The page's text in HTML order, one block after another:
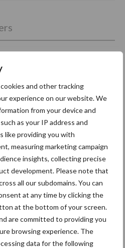
and other tracking
experience on our website. We
from your device and
as your IP address and
like providing you with
measuring marketing campaign
insights, collecting precise
development. Please note that
all our subdomains. You can
at any time by clicking the
at the bottom of your screen.
are committed to providing you
browsing experience. The
data for the following
Partner nieuws
flexibele
kent mitsen en
UVC
meer